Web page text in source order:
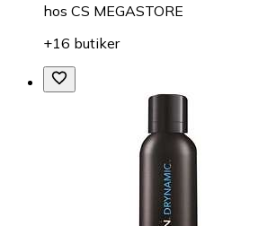
hos CS MEGASTORE
+16 butiker